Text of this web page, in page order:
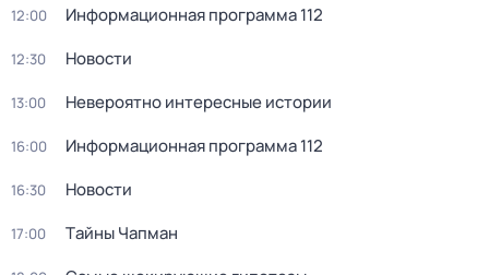
12:00 Информационная программа 112
12:30 Новости
13:00 Невероятно интересные истории
16:00 Информационная программа 112
16:30 Новости
17:00 Тaйны Чапман